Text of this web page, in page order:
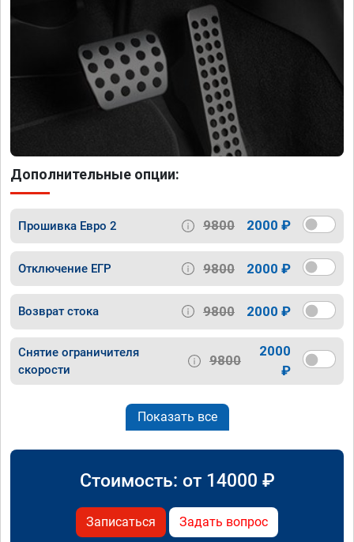
Дополнительные опции:
Прошивка Евро 2 9800 2000 ₽
Отключение ЕГР 9800 2000 ₽
Возврат стока 9800 2000 ₽
Снятие ограничителя
скорости
9800
2000
₽
Показать все
Стоимость: от 14000 ₽
Записаться Задать вопрос